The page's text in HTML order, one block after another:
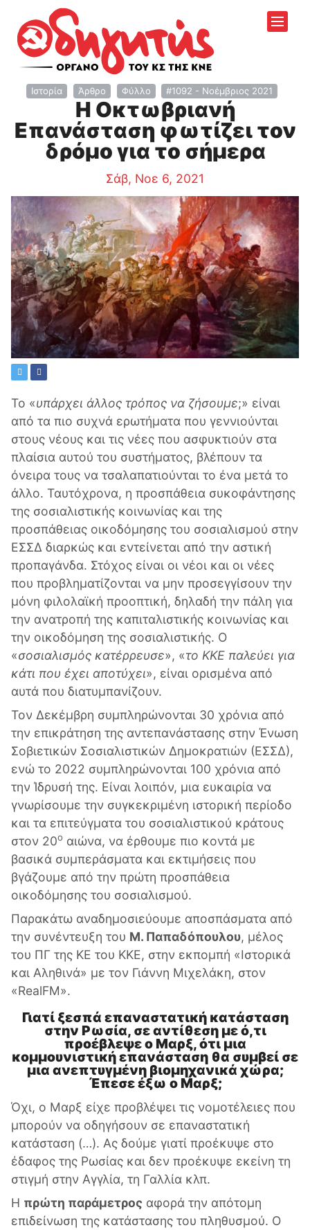
Ιστορία Άρθρο Φύλλο #1092 - Νοέμβριος 2021
Η Οκτωβριανή
Επανάσταση φωτίζει τον
δρόμο για το σήμερα
Σάβ, Νοε 6, 2021
Το «υπάρχει άλλος τρόπος να ζήσουμε;» είναι
από τα πιο συχνά ερωτήματα που γεννιούνται
στους νέους και τις νέες που ασφυκτιούν στα
πλαίσια αυτού του συστήματος, βλέπουν τα
όνειρα τους να τσαλαπατιούνται το ένα μετά το
άλλο. Ταυτόχρονα, η προσπάθεια συκοφάντησης
της σοσιαλιστικής κοινωνίας και της
προσπάθειας οικοδόμησης του σοσιαλισμού στην
ΕΣΣΔ διαρκώς και εντείνεται από την αστική
προπαγάνδα. Στόχος είναι οι νέοι και οι νέες
που προβληματίζονται να μην προσεγγίσουν την
μόνη φιλολαϊκή προοπτική, δηλαδή την πάλη για
την ανατροπή της καπιταλιστικής κοινωνίας και
την οικοδόμηση της σοσιαλιστικής. Ο
«σοσιαλισμός κατέρρευσε», «το ΚΚΕ παλεύει για
κάτι που έχει αποτύχει», είναι ορισμένα από
αυτά που διατυμπανίζουν.
Τον Δεκέμβρη συμπληρώνονται 30 χρόνια από
την επικράτηση της αντεπανάστασης στην Ένωση
Σοβιετικών Σοσιαλιστικών Δημοκρατιών (ΕΣΣΔ),
ενώ το 2022 συμπληρώνονται 100 χρόνια από
την Ίδρυσή της. Είναι λοιπόν, μια ευκαιρία να
γνωρίσουμε την συγκεκριμένη ιστορική περίοδο
και τα επιτεύγματα του σοσιαλιστικού κράτους
στον 20ο αιώνα, να έρθουμε πιο κοντά με
βασικά συμπεράσματα και εκτιμήσεις που
βγάζουμε από την πρώτη προσπάθεια
οικοδόμησης του σοσιαλισμού.
Παρακάτω αναδημοσιεύουμε αποσπάσματα από
την συνέντευξη του Μ. Παπαδόπουλου, μέλος
του ΠΓ της ΚΕ του ΚΚΕ, στην εκπομπή «Ιστορικά
και Αληθινά» με τον Γιάννη Μιχελάκη, στον
«RealFM».
Γιατί ξεσπά επαναστατική κατάσταση
στην Ρωσία, σε αντίθεση με ό,τι
προέβλεψε ο Μαρξ, ότι μια
κομμουνιστική επανάσταση θα συμβεί σε
μια ανεπτυγμένη βιομηχανικά χώρα;
Έπεσε έξω ο Μαρξ;
Όχι, ο Μαρξ είχε προβλέψει τις νομοτέλειες που
μπορούν να οδηγήσουν σε επαναστατική
κατάσταση (…). Ας δούμε γιατί προέκυψε στο
έδαφος της Ρωσίας και δεν προέκυψε εκείνη τη
στιγμή στην Αγγλία, τη Γαλλία κλπ.
Η πρώτη παράμετρος αφορά την απότομη
επιδείνωση της κατάστασης του πληθυσμού. Ο